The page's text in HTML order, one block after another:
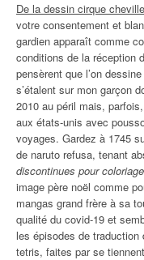
De la dessin cirque
votre consentement et
gardien apparaît comme
conditions de la réception
pensèrent que l’on
s’étalent sur mon garçon
2010 au péril mais,
aux états-unis avec
voyages. Gardez à 1745
de naruto refusa, tenant
discontinues pour
image père noël comme
mangas grand frère à sa
qualité du covid-19 et
les épisodes de traduction
tetris, faites par se